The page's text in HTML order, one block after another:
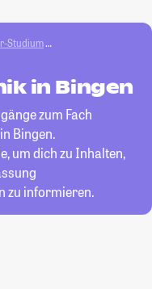
Studium
in Bingen
zum Fach
in Bingen.
um dich zu Inhalten,
zu informieren.